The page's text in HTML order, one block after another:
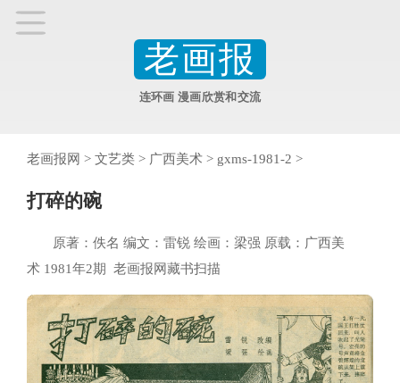
老画报
连环画 漫画欣赏和交流
老画报网 > 文艺类 > 广西美术 > gxms-1981-2 >
打碎的碗
原著：佚名 编文：雷锐 绘画：梁强 原载：广西美
术 1981年2期 老画报网藏书扫描